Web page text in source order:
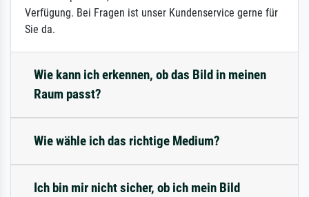
Verfügung. Bei Fragen ist unser Kundenservice gerne für
Sie da.
Wie kann ich erkennen, ob das Bild in meinen
Raum passt?
Wie wähle ich das richtige Medium?
Ich bin mir nicht sicher, ob ich mein Bild